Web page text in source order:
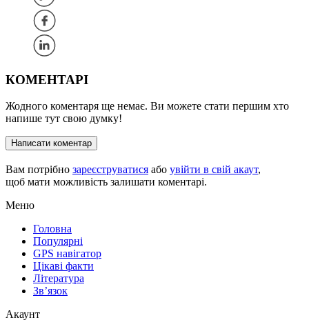
КОМЕНТАРІ
Жодного коментаря ще немає. Ви можете стати першим хто
напише тут свою думку!
Написати коментар
Вам потрібно зареєструватися або увійти в свій акаут,
щоб мати можливість залишати коментарі.
Меню
Головна
Популярні
GPS навігатор
Цікаві факти
Література
Зв’язок
Акаунт